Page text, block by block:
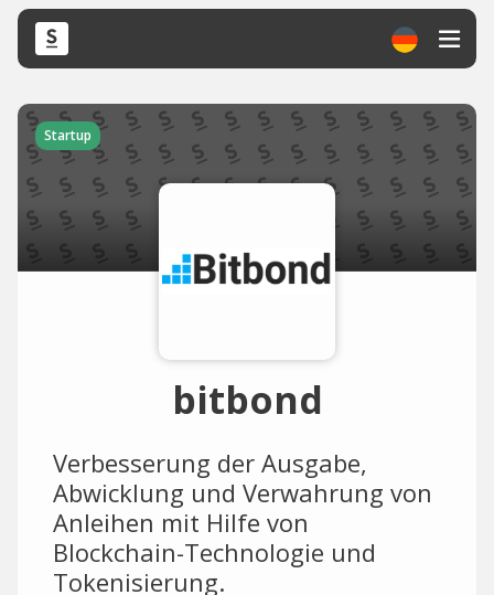
Startup
bitbond
Verbesserung der Ausgabe,
Abwicklung und Verwahrung von
Anleihen mit Hilfe von
Blockchain-Technologie und
Tokenisierung.